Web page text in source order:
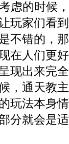
虑的时候
玩家们看
不错的，
在人们更
现出来完
，通天教
玩法本身
分就会是